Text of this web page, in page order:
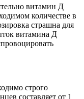
витамин Д
количестве в
страшна для
витамина Д
строго
составляет от 1